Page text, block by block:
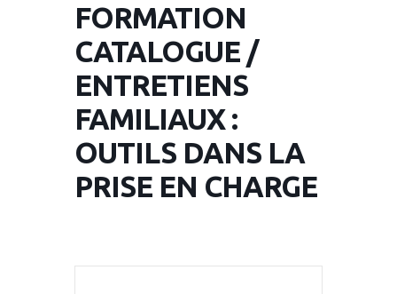
FORMATION
CATALOGUE /
ENTRETIENS
FAMILIAUX :
OUTILS DANS LA
PRISE EN CHARGE